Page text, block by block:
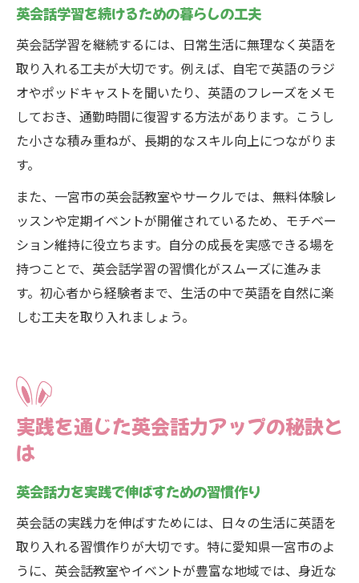
英会話学習を続けるための暮らしの工夫
英会話学習を継続するには、日常生活に無理なく英語を
取り入れる工夫が大切です。例えば、自宅で英語のラジ
オやポッドキャストを聞いたり、英語のフレーズをメモ
しておき、通勤時間に復習する方法があります。こうし
た小さな積み重ねが、長期的なスキル向上につながりま
す。
また、一宮市の英会話教室やサークルでは、無料体験レ
ッスンや定期イベントが開催されているため、モチベー
ション維持に役立ちます。自分の成長を実感できる場を
持つことで、英会話学習の習慣化がスムーズに進みま
す。初心者から経験者まで、生活の中で英語を自然に楽
しむ工夫を取り入れましょう。
実践を通じた英会話力アップの秘訣と
は
英会話力を実践で伸ばすための習慣作り
英会話の実践力を伸ばすためには、日々の生活に英語を
取り入れる習慣作りが大切です。特に愛知県一宮市のよ
うに、英会話教室やイベントが豊富な地域では、身近な